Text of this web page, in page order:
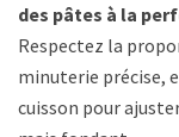
des pâtes à la
Respectez la
minuterie précise,
cuisson pour